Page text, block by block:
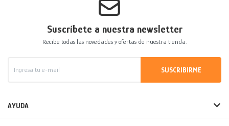
Suscríbete a nuestra newsletter
Recibe todas las novedades y ofertas de nuestra tienda.
SUSCRIBIRME
AYUDA